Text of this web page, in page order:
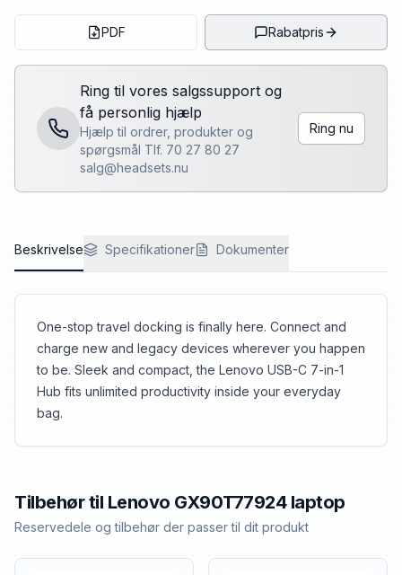
PDF Rabatpris
Ring til vores salgssupport og
få personlig hjælp
Hjælp til ordrer, produkter og
spørgsmål Tlf. 70 27 80 27
salg@headsets.nu
Ring nu
Beskrivelse Specifikationer Dokumenter
One-stop travel docking is finally here. Connect and
charge new and legacy devices wherever you happen
to be. Sleek and compact, the Lenovo USB-C 7-in-1
Hub fits unlimited productivity inside your everyday
bag.
Tilbehør til Lenovo GX90T77924 laptop
Reservedele og tilbehør der passer til dit produkt